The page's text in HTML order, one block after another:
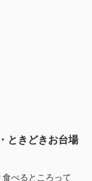
ときどきお台場
べるところって